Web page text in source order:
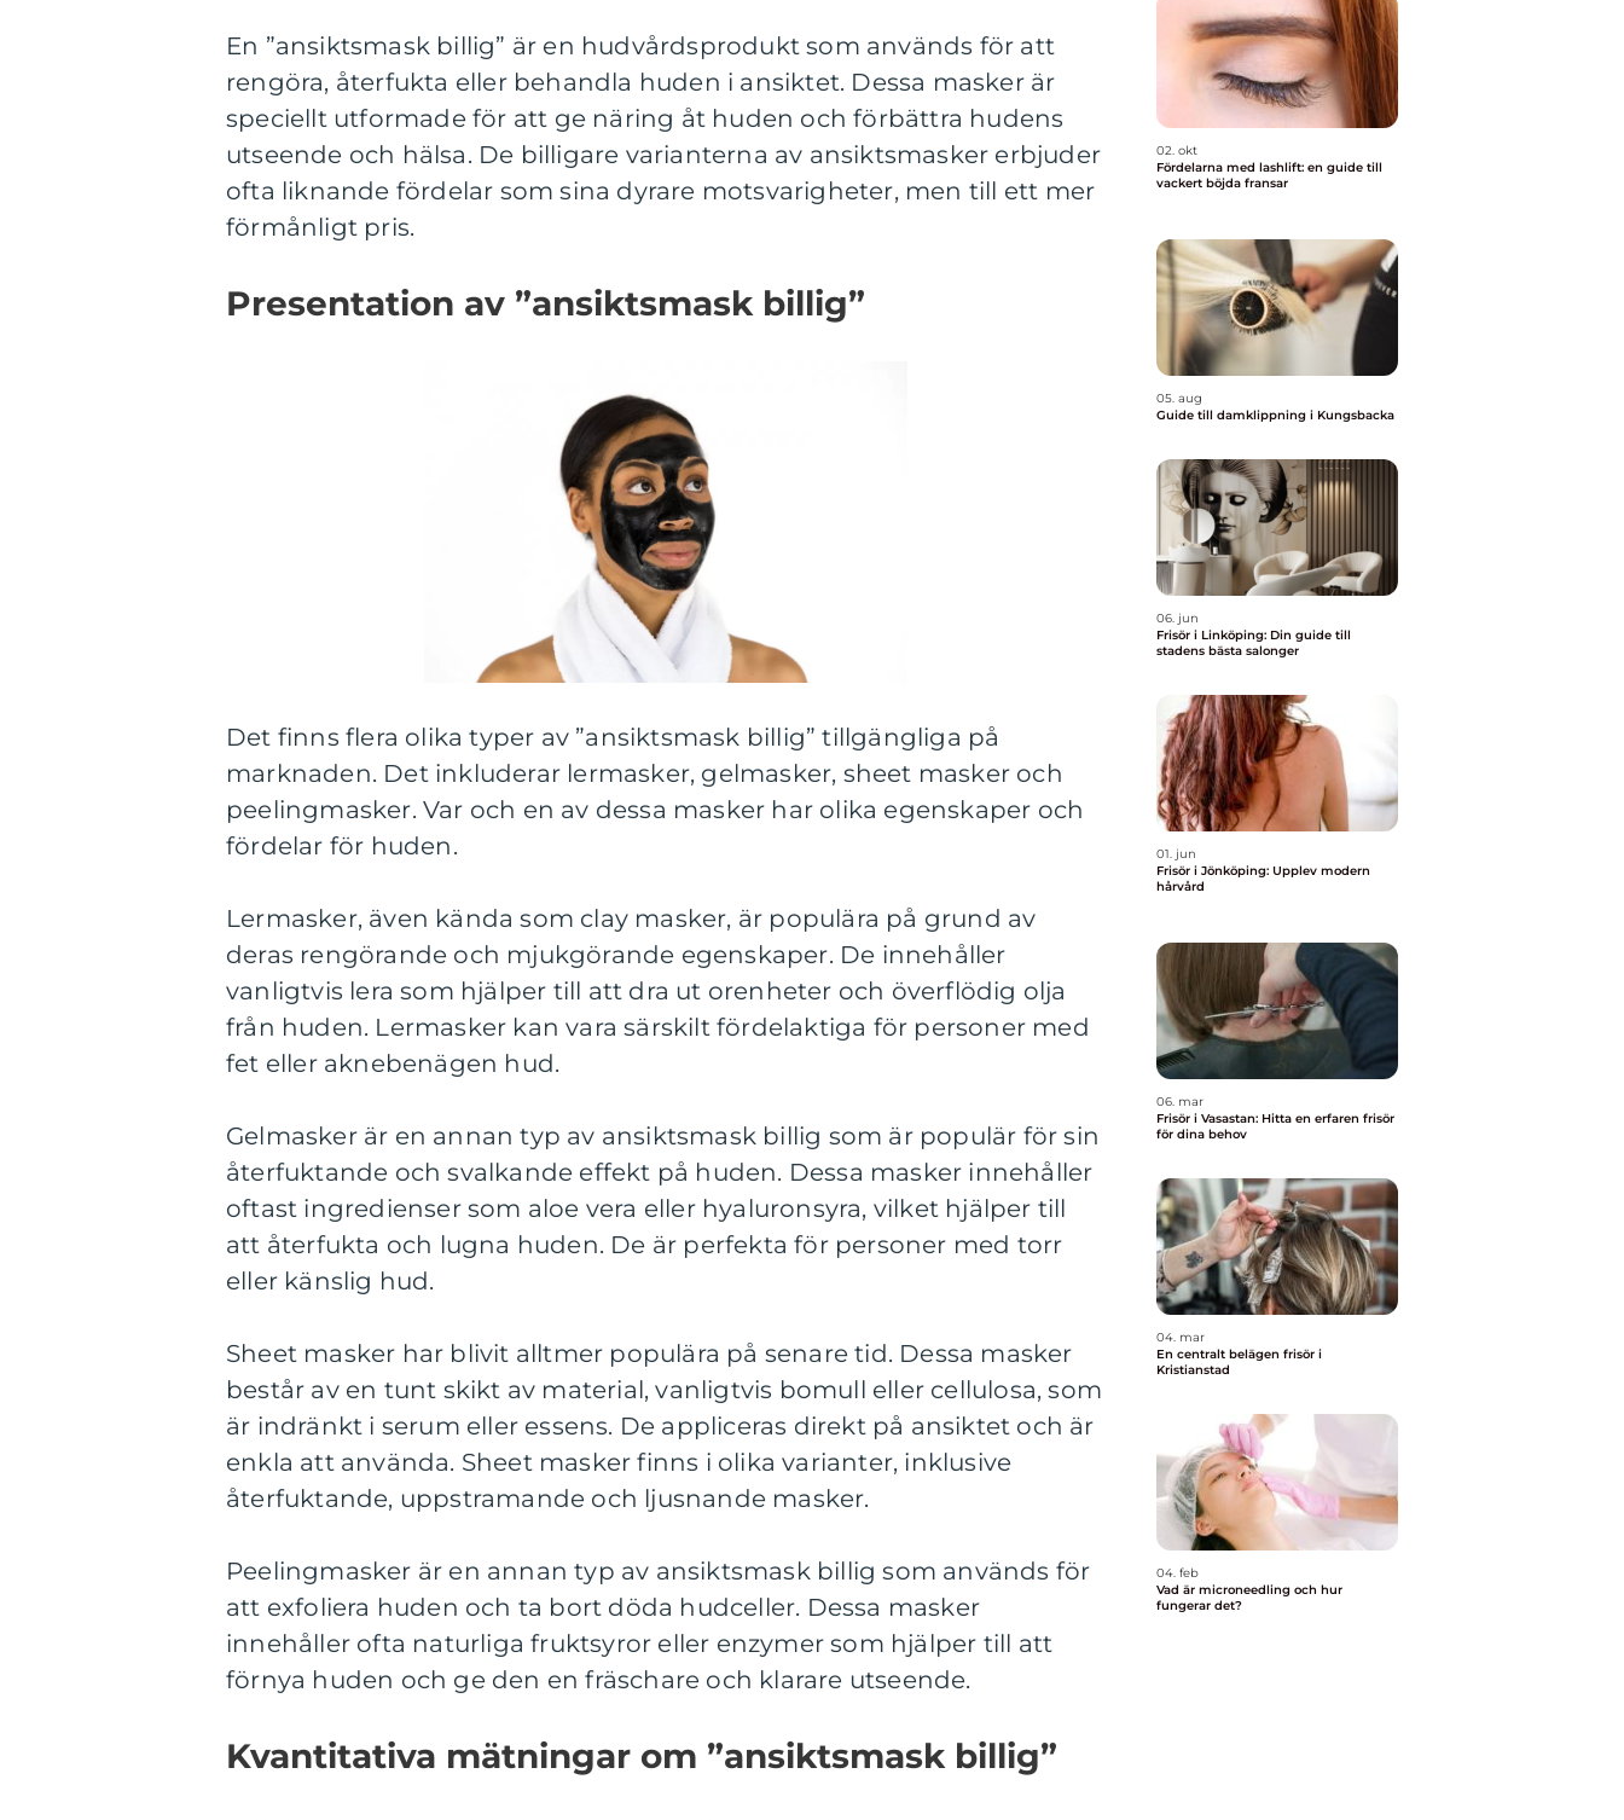
En ”ansiktsmask billig” är en hudvårdsprodukt som används för att
rengöra, återfukta eller behandla huden i ansiktet. Dessa masker är
speciellt utformade för att ge näring åt huden och förbättra hudens
utseende och hälsa. De billigare varianterna av ansiktsmasker erbjuder
ofta liknande fördelar som sina dyrare motsvarigheter, men till ett mer
förmånligt pris.
Presentation av ”ansiktsmask billig”
Det finns flera olika typer av ”ansiktsmask billig” tillgängliga på
marknaden. Det inkluderar lermasker, gelmasker, sheet masker och
peelingmasker. Var och en av dessa masker har olika egenskaper och
fördelar för huden.
Lermasker, även kända som clay masker, är populära på grund av
deras rengörande och mjukgörande egenskaper. De innehåller
vanligtvis lera som hjälper till att dra ut orenheter och överflödig olja
från huden. Lermasker kan vara särskilt fördelaktiga för personer med
fet eller aknebenägen hud.
Gelmasker är en annan typ av ansiktsmask billig som är populär för sin
återfuktande och svalkande effekt på huden. Dessa masker innehåller
oftast ingredienser som aloe vera eller hyaluronsyra, vilket hjälper till
att återfukta och lugna huden. De är perfekta för personer med torr
eller känslig hud.
Sheet masker har blivit alltmer populära på senare tid. Dessa masker
består av en tunt skikt av material, vanligtvis bomull eller cellulosa, som
är indränkt i serum eller essens. De appliceras direkt på ansiktet och är
enkla att använda. Sheet masker finns i olika varianter, inklusive
återfuktande, uppstramande och ljusnande masker.
Peelingmasker är en annan typ av ansiktsmask billig som används för
att exfoliera huden och ta bort döda hudceller. Dessa masker
innehåller ofta naturliga fruktsyror eller enzymer som hjälper till att
förnya huden och ge den en fräschare och klarare utseende.
Kvantitativa mätningar om ”ansiktsmask billig”
02. okt
Fördelarna med lashlift: en guide till
vackert böjda fransar
05. aug
Guide till damklippning i Kungsbacka
06. jun
Frisör i Linköping: Din guide till
stadens bästa salonger
01. jun
Frisör i Jönköping: Upplev modern
hårvård
06. mar
Frisör i Vasastan: Hitta en erfaren frisör
för dina behov
04. mar
En centralt belägen frisör i
Kristianstad
04. feb
Vad är microneedling och hur
fungerar det?